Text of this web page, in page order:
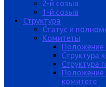
2-й созыв
1-й созыв
Структура
Статус и
Комитеты
Положение
Структура
Структура
Положение
комитете